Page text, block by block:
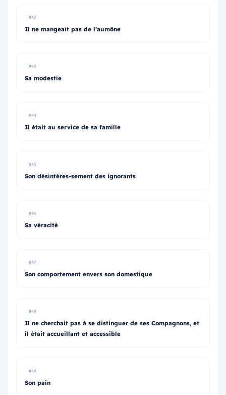
#42
Il ne mangeait pas de l’aumône
#43
Sa modestie
#44
Il était au service de sa famille
#45
Son désintéres-sement des ignorants
#46
Sa véracité
#47
Son comportement envers son domestique
#48
Il ne cherchait pas à se distinguer de ses Compagnons, et
il était accueillant et accessible
#49
Son pain